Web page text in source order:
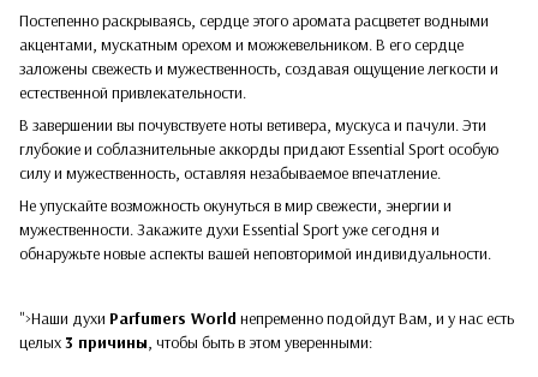
Постепенно раскрываясь, сердце этого аромата расцветет водными
акцентами, мускатным орехом и можжевельником. В его сердце
заложены свежесть и мужественность, создавая ощущение легкости и
естественной привлекательности.
В завершении вы почувствуете ноты ветивера, мускуса и пачули. Эти
глубокие и соблазнительные аккорды придают Essential Sport особую
силу и мужественность, оставляя незабываемое впечатление.
Не упускайте возможность окунуться в мир свежести, энергии и
мужественности. Закажите духи Essential Sport уже сегодня и
обнаружьте новые аспекты вашей неповторимой индивидуальности.
">Наши духи Parfumers World непременно подойдут Вам, и у нас есть
целых3 причины, чтобы быть в этом уверенными: